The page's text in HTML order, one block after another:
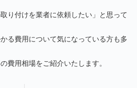
り付けを業者に依頼したい」と思って
る費用について気になっている方も多
費用相場をご紹介いたします。